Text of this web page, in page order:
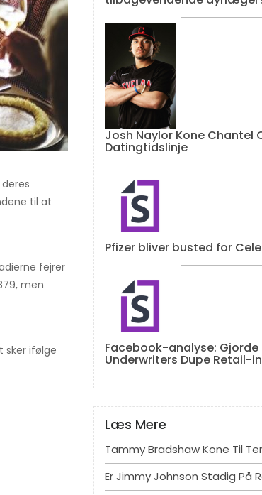
til at
fejrer
men
sker ifølge
Josh Naylor Kone Chantel
Datingtidslinje
Pfizer bliver busted for
Facebook-analyse: Gjorde
Underwriters Dupe Retail-
Læs Mere
Tammy Bradshaw Kone Til
Er Jimmy Johnson Stadig På